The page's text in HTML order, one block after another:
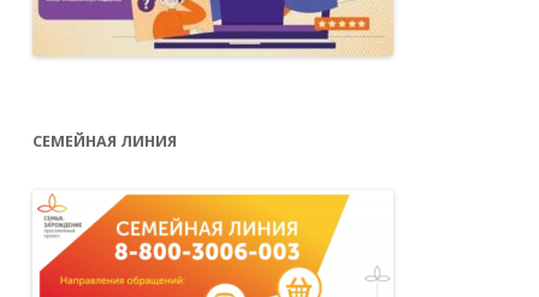
СЕМЕЙНАЯ ЛИНИЯ